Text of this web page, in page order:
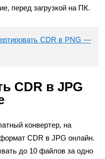
перед загрузкой на ПК.
CDR в PNG —
CDR в JPG
конвертер, на
CDR в JPG онлайн.
до 10 файлов за одно